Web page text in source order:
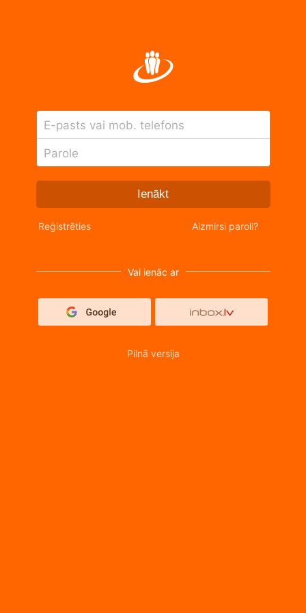
E-pasts vai mob. telefons
Parole
Ienākt
Reģistrēties Aizmirsi paroli?
Vai ienāc ar
Pilnā versija